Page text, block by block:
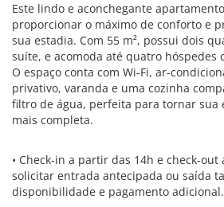
Este lindo e aconchegante
proporcionar o máximo de conforto e
sua estadia. Com 55 m², possui dois
suíte, e acomoda até quatro hóspedes
O espaço conta com Wi-Fi, ar-
privativo, varanda e uma cozinha
filtro de água, perfeita para tornar sua
mais completa.
• Check-in a partir das 14h e check-out
solicitar entrada antecipada ou saída
disponibilidade e pagamento adicional.